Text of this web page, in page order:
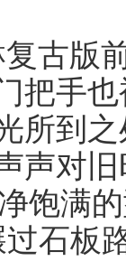
版
把手
所到
声对
饱满
石板